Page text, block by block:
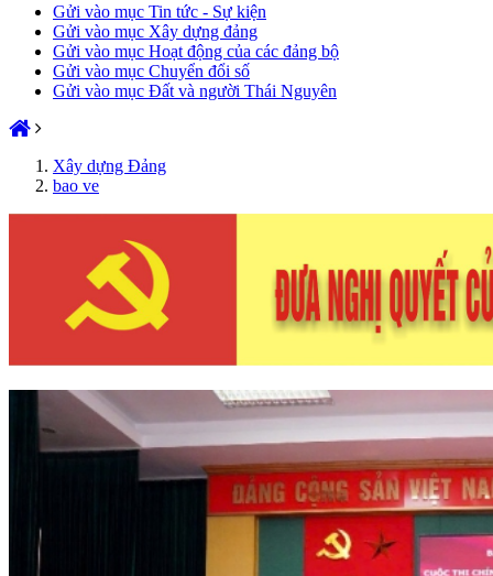
Gửi vào mục Tin tức - Sự kiện
Gửi vào mục Xây dựng đảng
Gửi vào mục Hoạt động của các đảng bộ
Gửi vào mục Chuyển đổi số
Gửi vào mục Đất và người Thái Nguyên
Xây dựng Đảng
bao ve